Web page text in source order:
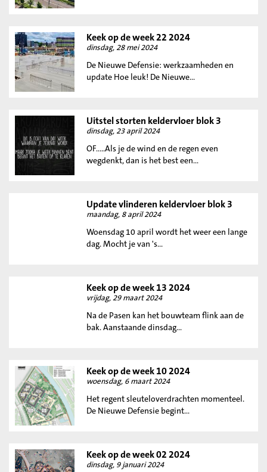
Keek op de week 22 2024
dinsdag, 28 mei 2024
De Nieuwe Defensie: werkzaamheden en
update Hoe leuk! De Nieuwe...
Uitstel storten keldervloer blok 3
dinsdag, 23 april 2024
OF.....Als je de wind en de regen even
wegdenkt, dan is het best een...
Update vlinderen keldervloer blok 3
maandag, 8 april 2024
Woensdag 10 april wordt het weer een lange
dag. Mocht je van 's...
Keek op de week 13 2024
vrijdag, 29 maart 2024
Na de Pasen kan het bouwteam flink aan de
bak. Aanstaande dinsdag...
Keek op de week 10 2024
woensdag, 6 maart 2024
Het regent sleuteloverdrachten momenteel.
De Nieuwe Defensie begint...
Keek op de week 02 2024
dinsdag, 9 januari 2024